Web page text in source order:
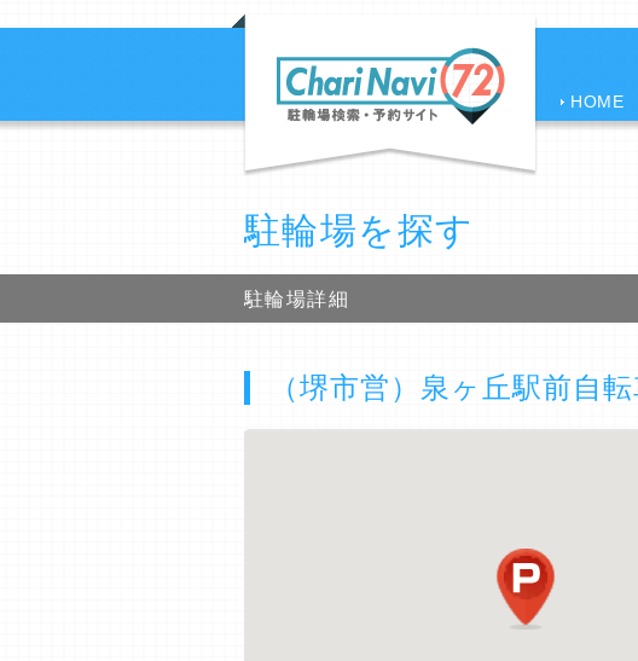
HOME
駐輪場を探す
駐輪場詳細
（堺市営）泉ヶ丘駅前自